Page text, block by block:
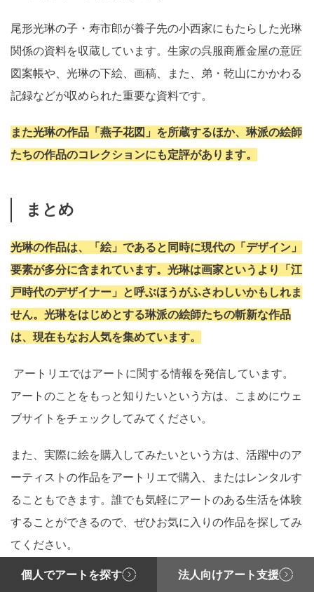
尾形光琳の子・寿市郎が養子先の小西家にもたらした光琳
関係の資料を収蔵しています。生家の呉服商雁金屋の意匠
図案帳や、光琳の下絵、画稿、また、弟・乾山にかかわる
記録などが収められた重要な資料です。
また光琳の作品「燕子花図」を所蔵するほか、琳派の絵師
たちの作品のコレクションにも定評があります。
まとめ
光琳の作品は、「絵」であると同時に現代の「デザイン」
要素が多分に含まれています。光琳は画家というより「江
戸時代のデザイナー」と呼ぶほうがふさわしいかもしれま
せん。光琳をはじめとする琳派の絵師たちの斬新な作品
は、現在もなお人気を集めています。
アートリエではアートに関する情報を発信しています。
アートのことをもっと知りたいという方は、こまめにウェ
ブサイトをチェックしてみてください。
また、実際に絵を購入してみたいという方は、活躍中のア
ーティストの作品をアートリエで購入、またはレンタルす
ることもできます。誰でも気軽にアートのある生活を体験
することができるので、ぜひお気に入りの作品を探してみ
てください。
本物のアートを購入/レンタルするならアートリエ
個人でアートを探す 法人向けアート支援